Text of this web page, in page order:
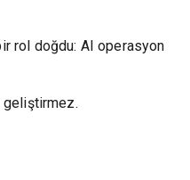
rol doğdu: AI operasyon